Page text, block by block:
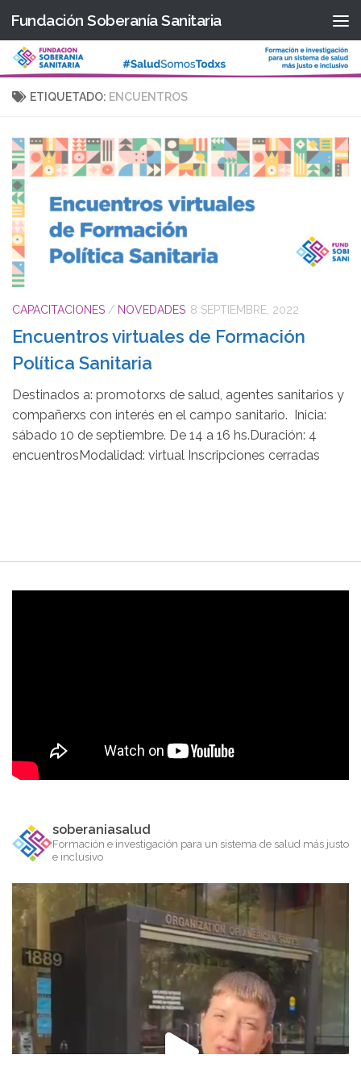
Saltar al contenido
Fundación Soberanía Sanitaria
ETIQUETADO: ENCUENTROS
CAPACITACIONES / NOVEDADES 8 SEPTIEMBRE, 2022
Encuentros virtuales de Formación
Política Sanitaria
Destinados a: promotorxs de salud, agentes sanitarios y
compañerxs con interés en el campo sanitario. Inicia:
sábado 10 de septiembre. De 14 a 16 hs.Duración: 4
encuentrosModalidad: virtual Inscripciones cerradas
soberaniasalud
Formación e investigación para un sistema de salud más justo
e inclusivo